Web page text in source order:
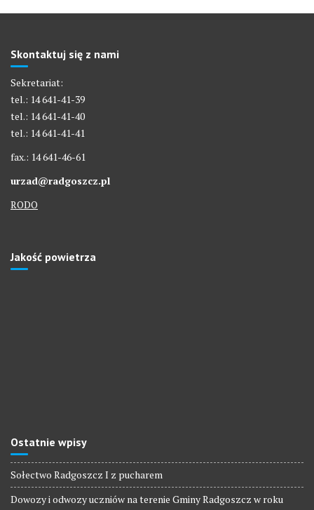
Skontaktuj się z nami
Sekretariat:
tel.: 14 641-41-39
tel.: 14 641-41-40
tel.: 14 641-41-41
fax.: 14 641-46-61
urzad@radgoszcz.pl
RODO
Jakość powietrza
Ostatnie wpisy
Sołectwo Radgoszcz I z pucharem
Dowozy i odwozy uczniów na terenie Gminy Radgoszcz w roku